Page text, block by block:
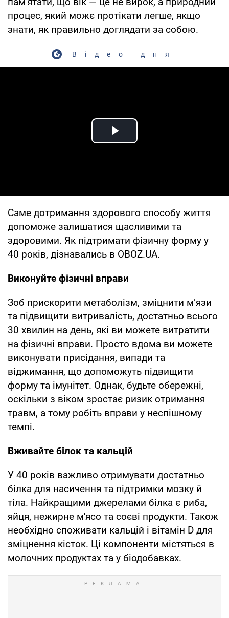
процес, який можє протікати легше, якщо
знати, як правильно доглядати за собою.
Відео дня
Play Video
Саме дотримання здорового способу життя
допоможе залишатися щасливими та
здоровими. Як підтримати фізичну форму у
40 років, дізнавались в OBOZ.UA.
Виконуйте фізичні вправи
Зоб прискорити метаболізм, зміцнити м’язи
та підвищити витривалість, достатньо всього
30 хвилин на день, які ви можете витратити
на фізичні вправи. Просто вдома ви можете
виконувати присідання, випади та
віджимання, що допоможуть підвищити
форму та імунітет. Однак, будьте обережні,
оскільки з віком зростає ризик отримання
травм, а тому робіть вправи у неспішному
темпі.
Вживайте білок та кальцій
У 40 років важливо отримувати достатньо
білка для насичення та підтримки мозку й
тіла. Найкращими джерелами білка є риба,
яйця, нежирне м'ясо та соєві продукти. Також
необхідно споживати кальцій і вітамін D для
зміцнення кісток. Ці компоненти містяться в
молочних продуктах та у біодобавках.